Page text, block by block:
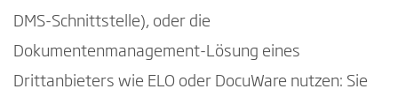
DMS-Schnittstelle), oder die
Dokumentenmanagement-Lösung eines
Drittanbieters wie ELO oder DocuWare nutzen: Sie